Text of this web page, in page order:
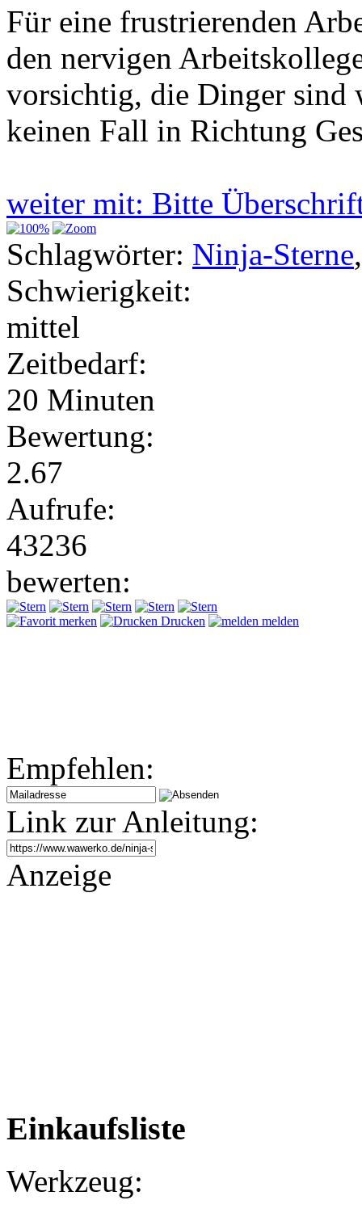
Für eine frustrierenden
den nervigen
vorsichtig, die Dinger sind
keinen Fall in Richtung
weiter mit: Bitte
Schlagwörter: Ninja-Sterne
Schwierigkeit:
mittel
Zeitbedarf:
20 Minuten
Bewertung:
2.67
Aufrufe:
43236
bewerten:
merken Drucken melden
Empfehlen:
Link zur Anleitung:
Anzeige
Einkaufsliste
Werkzeug: